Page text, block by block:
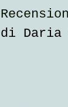
di Daria